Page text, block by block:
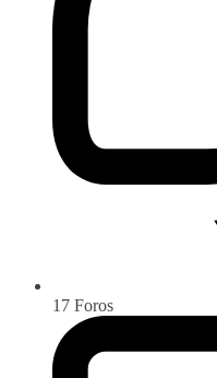
17 Foros